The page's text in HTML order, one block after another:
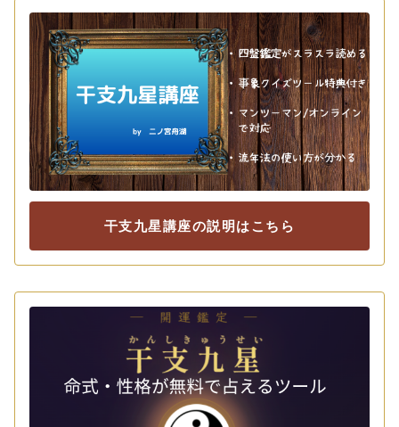
干支九星講座の説明はこちら